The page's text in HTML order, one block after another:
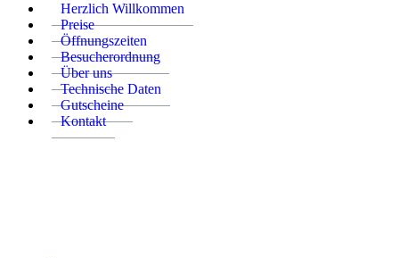
Herzlich Willkommen
Preise
Öffnungszeiten
Besucherordnung
Über uns
Technische Daten
Gutscheine
Kontakt